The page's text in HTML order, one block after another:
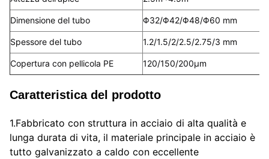
Dimensione del tubo Φ32/Φ42/Φ48/Φ60 mm
Spessore del tubo 1.2/1.5/2/2.5/2.75/3 mm
Copertura con pellicola PE 120/150/200μm
Caratteristica del prodotto
1.Fabbricato con struttura in acciaio di alta qualità e
lunga durata di vita, il materiale principale in acciaio è
tutto galvanizzato a caldo con eccellente